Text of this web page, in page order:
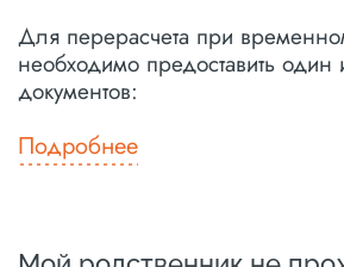
Для перерасчета при временном
необходимо предоставить
документов:
Подробнее